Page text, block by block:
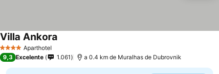
4 EstrelasAparthotel
Villa Ankora
9,3 Excelente 1.061 a 0.4 km de Muralhas de Dubrovnik